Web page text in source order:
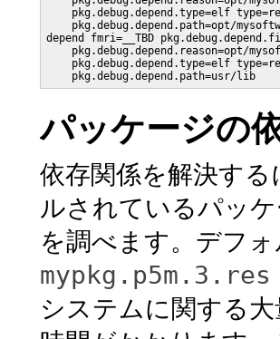
pkg.debug.depend.type=elf
pkg.debug.depend.path=opt/
depend fmri=__TBD
pkg.debug.depend.reason=opt/
pkg.debug.depend.type=elf
    pkg.debug.depend.path=usr/lib
パッケージの
依存関係を解決する
ルされているパッ
を調べます。デフォ
mypkg.p5m.3.res
システムに関する